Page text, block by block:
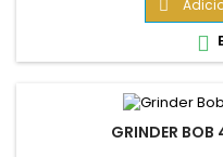


GRINDER BOB